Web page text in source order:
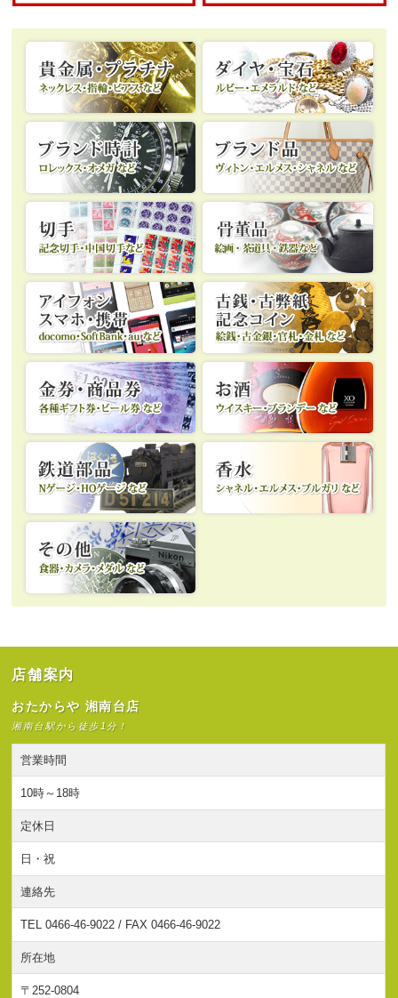
店舗案内
おたからや 湘南台店
湘南台駅から徒歩1分！
営業時間
10時～18時
定休日
日・祝
連絡先
TEL 0466-46-9022 / FAX 0466-46-9022
所在地
〒252-0804